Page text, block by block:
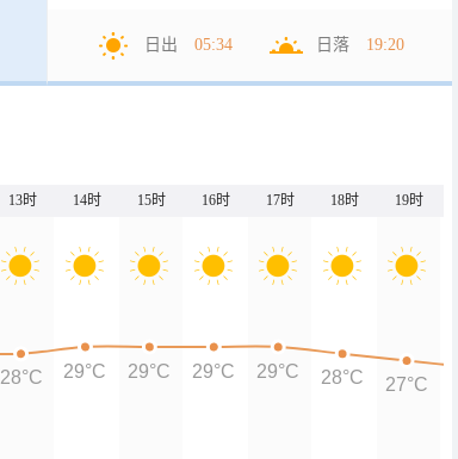
日出 05:34 日落 19:20
13时 14时 15时 16时 17时 18时 19时
28°C 29°C 29°C 29°C 29°C 28°C 27°C